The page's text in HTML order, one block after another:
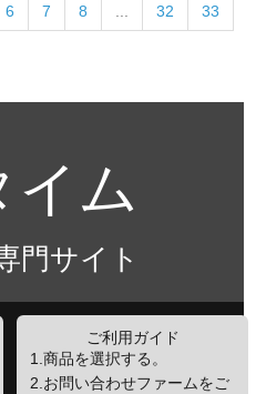
防水フュ
ロプロプ
ダイモドを入れた电
子时计。
6 7 8 32 33
イム
門サイト
ご利用ガイド
1.商品を選択する。
2.お問い合わせファームをご